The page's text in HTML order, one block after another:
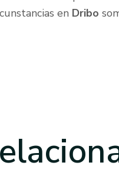
en Dribo